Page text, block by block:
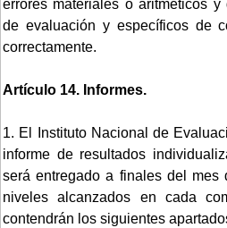
errores materiales o aritméticos
de evaluación y específicos de
correctamente.
Artículo 14. Informes.
1. El Instituto Nacional de
informe de resultados
será entregado a finales del
niveles alcanzados en cada
contendrán los siguientes